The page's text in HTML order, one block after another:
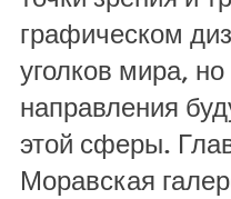
графическом
уголков мира,
направления
этой сферы.
Моравская